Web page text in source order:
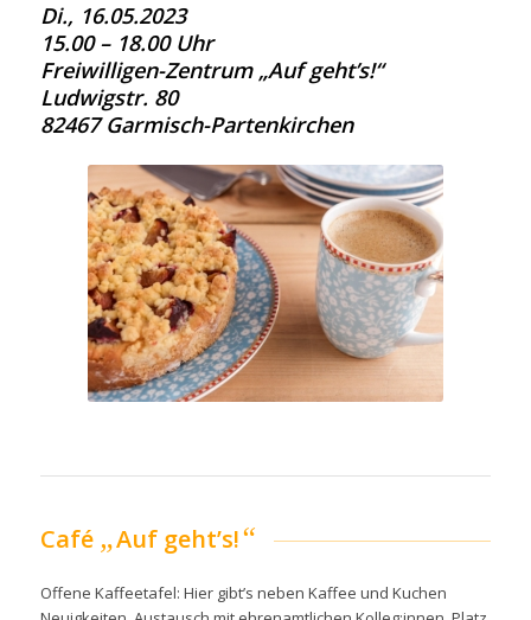
Di., 16.05.2023
15.00 – 18.00 Uhr
Freiwilligen-Zentrum „Auf geht’s!“
Ludwigstr. 80
82467 Garmisch-Partenkirchen
Café „Auf geht’s!“
Offene Kaffeetafel: Hier gibt’s neben Kaffee und Kuchen